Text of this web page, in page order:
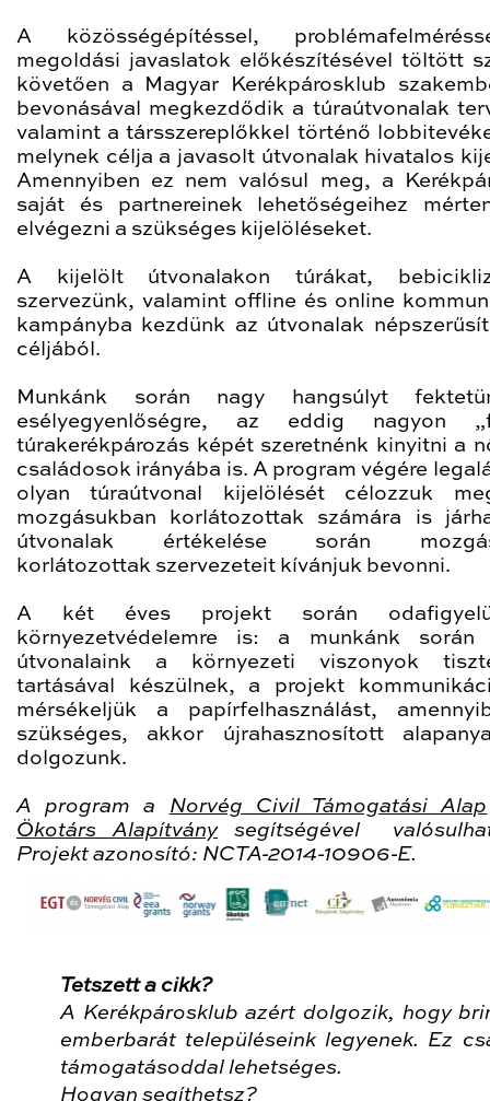
A közösségépítéssel,
megoldási javaslatok előkészítésével töltött
követően a Magyar Kerékpárosklub
bevonásával megkezdődik a túraútvonalak
valamint a társszereplőkkel történő
melynek célja a javasolt útvonalak hivatalos
Amennyiben ez nem valósul meg, a
saját és partnereinek lehetőségeihez
elvégezni a szükséges kijelöléseket.
A kijelölt útvonalakon túrákat,
szervezünk, valamint offline és online
kampányba kezdünk az útvonalak
céljából.
Munkánk során nagy hangsúlyt
esélyegyenlőségre, az eddig nagyon
túrakerékpározás képét szeretnénk kinyitni a
családosok irányába is. A program végére
olyan túraútvonal kijelölését célozzuk
mozgásukban korlátozottak számára is
útvonalak értékelése során
korlátozottak szervezeteit kívánjuk bevonni.
A két éves projekt során
környezetvédelemre is: a munkánk során
útvonalaink a környezeti viszonyok
tartásával készülnek, a projekt
mérsékeljük a papírfelhasználást,
szükséges, akkor újrahasznosított
dolgozunk.
A program a Norvég Civil Támogatási Alap
Ökotárs Alapítvány
segítségével
Projekt azonosító: NCTA-2014-10906-E.
Tetszett a cikk?
A Kerékpárosklub azért dolgozik, hogy
emberbarát településeink legyenek. Ez
támogatásoddal lehetséges.
Hogyan segíthetsz?